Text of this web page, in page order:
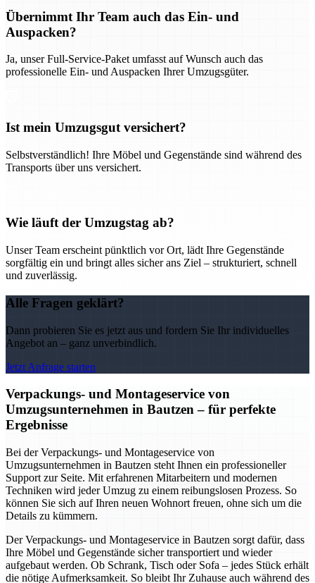
Übernimmt Ihr Team auch das Ein- und
Auspacken?
Ja, unser Full-Service-Paket umfasst auf Wunsch auch das
professionelle Ein- und Auspacken Ihrer Umzugsgüter.
Ist mein Umzugsgut versichert?
Selbstverständlich! Ihre Möbel und Gegenstände sind während des
Transports über uns versichert.
Wie läuft der Umzugstag ab?
Unser Team erscheint pünktlich vor Ort, lädt Ihre Gegenstände
sorgfältig ein und bringt alles sicher ans Ziel – strukturiert, schnell
und zuverlässig.
Alle Fragen geklärt?
Dann probieren Sie es jetzt aus und fordern Sie Ihr individuelles
Angebot an – ganz unverbindlich.
Jetzt Anfrage starten
Verpackungs- und Montageservice von
Umzugsunternehmen in Bautzen – für perfekte
Ergebnisse
Bei der Verpackungs- und Montageservice von
Umzugsunternehmen in Bautzen steht Ihnen ein professioneller
Support zur Seite. Mit erfahrenen Mitarbeitern und modernen
Techniken wird jeder Umzug zu einem reibungslosen Prozess. So
können Sie sich auf Ihren neuen Wohnort freuen, ohne sich um die
Details zu kümmern.
Der Verpackungs- und Montageservice in Bautzen sorgt dafür, dass
Ihre Möbel und Gegenstände sicher transportiert und wieder
aufgebaut werden. Ob Schrank, Tisch oder Sofa – jedes Stück erhält
die nötige Aufmerksamkeit. So bleibt Ihr Zuhause auch während des